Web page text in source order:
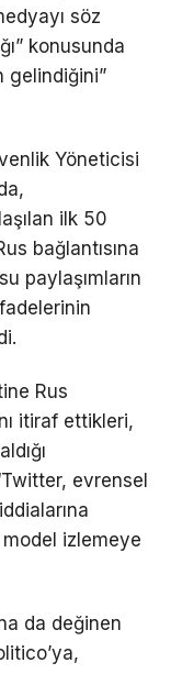
söz
konusunda
gelindiğini”
Yöneticisi
ilk 50
bağlantısına
paylaşımların
Rus
itiraf ettikleri,
evrensel
izlemeye
da değinen